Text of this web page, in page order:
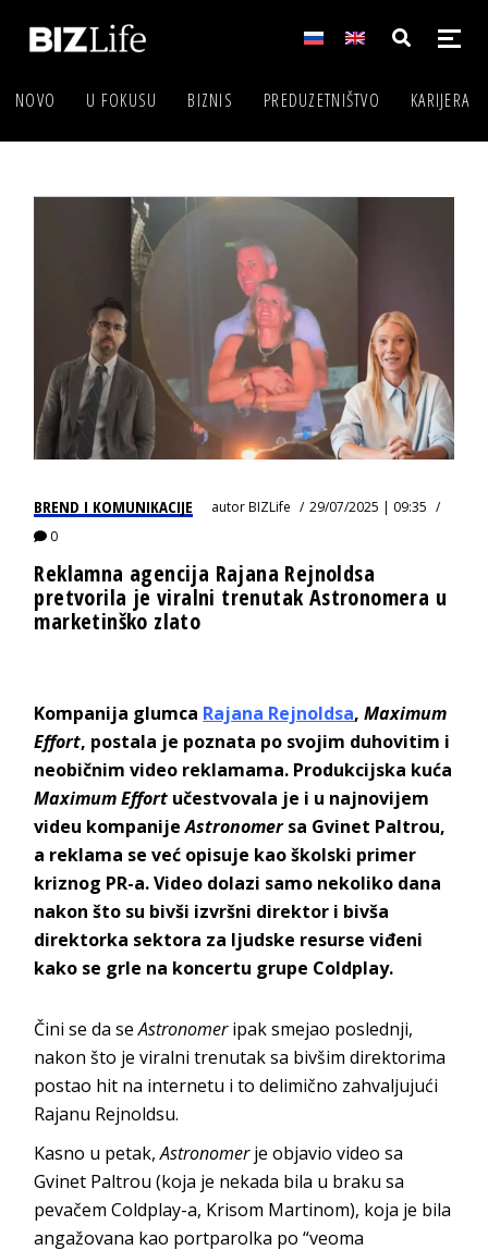
NOVO U FOKUSU BIZNIS PREDUZETNIŠTVO KARIJERA
BREND I KOMUNIKACIJE autorBIZLife
29/07/2025 | 09:35
0
Reklamna agencija Rajana Rejnoldsa
pretvorila je viralni trenutak Astronomera u
marketinško zlato
Kompanija glumca Rajana Rejnoldsa,Maximum
Effort, postala je poznata po svojim duhovitim i
neobičnim video reklamama. Produkcijska kuća
Maximum Effort učestvovala je i u najnovijem
videu kompanijeAstronomersa Gvinet Paltrou,
a reklama se već opisuje kao školski primer
kriznog PR-a. Video dolazi samo nekoliko dana
nakon što su bivši izvršni direktor i bivša
direktorka sektora za ljudske resurse viđeni
kako se grle na koncertu grupe Coldplay.
Čini se da seAstronomeripak smejao poslednji,
nakon što je viralni trenutak sa bivšim direktorima
postao hit na internetu i to delimično zahvaljujući
Rajanu Rejnoldsu.
Kasno u petak,Astronomerje objavio video sa
Gvinet Paltrou (koja je nekada bila u braku sa
pevačem Coldplay-a, Krisom Martinom), koja je bila
angažovana kao portparolka po “veoma